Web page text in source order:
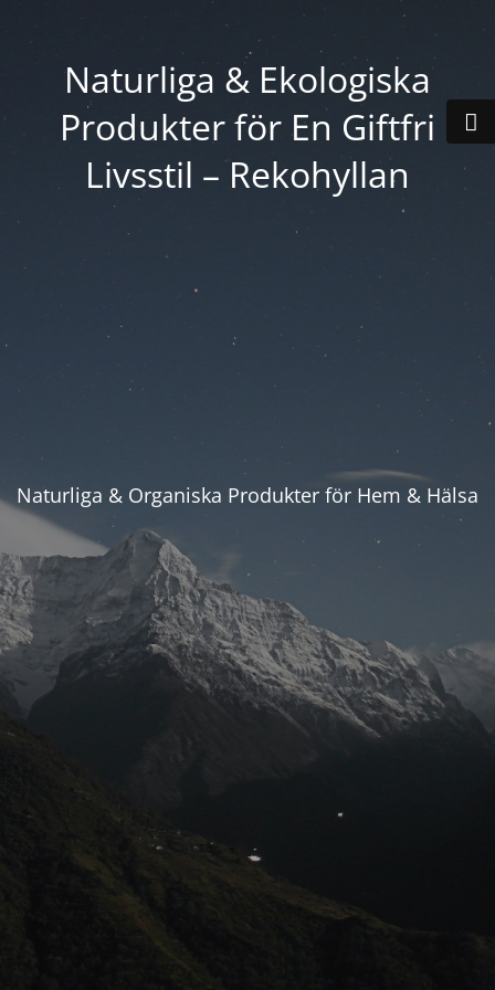
Naturliga & Ekologiska
Produkter för En Giftfri
Livsstil – Rekohyllan
Naturliga & Organiska Produkter för Hem & Hälsa